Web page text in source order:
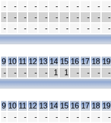
- - - - - - - - - - -
- - - - - - - - - - -
- - - - - - - - - - -
9 10 11 12 13 14 15 16 17 18 19
- - - - - 1 1 - - - -
9 10 11 12 13 14 15 16 17 18 19
- - - - - - - - - - -